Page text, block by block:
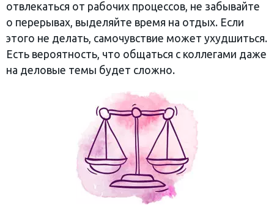
отвлекаться от рабочих процессов, не забывайте
о перерывах, выделяйте время на отдых. Если
этого не делать, самочувствие может ухудшиться.
Есть вероятность, что общаться с коллегами даже
на деловые темы будет сложно.